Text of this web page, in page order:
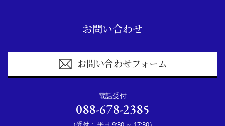
お問い合わせ
お問い合わせフォーム
電話受付
088-678-2385